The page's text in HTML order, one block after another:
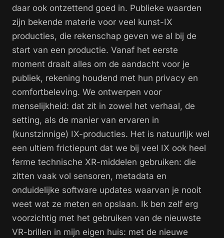
daar ook ontzettend goed in. Publieke waarden
zijn bekende materie voor veel kunst-IX
producties, die rekenschap geven we al bij de
start van een productie. Vanaf het eerste
moment draait alles om de aandacht voor je
publiek, rekening houdend met hun privacy en
comfortbeleving. We ontwerpen voor
menselijkheid: dat zit in zowel het verhaal, de
setting, als de manier van ervaren in
(kunstzinnige) IX-producties. Het is natuurlijk wel
een ultiem frictiepunt dat we bij veel IX ook heel
ferme technische XR-middelen gebruiken: die
zitten vaak vol sensoren, metadata en
onduidelijke software updates waarvan je nooit
weet wat ze meten en opslaan. Ik ben zelf erg
voorzichtig met het gebruiken van de nieuwste
VR-brillen in mijn eigen huis: met de nieuwe